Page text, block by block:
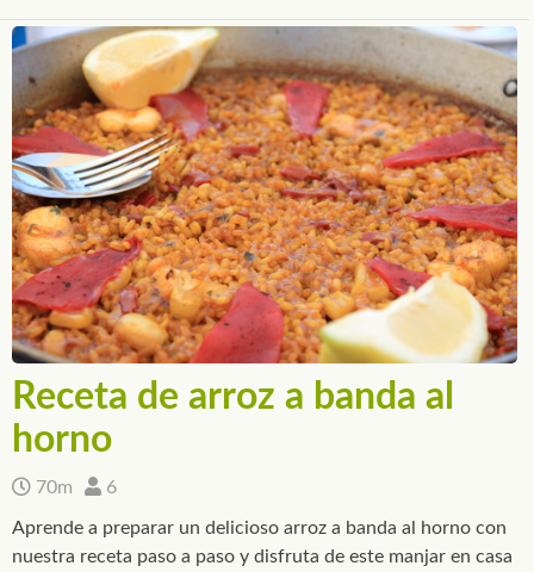
Receta de arroz a banda al
horno
70m 6
Aprende a preparar un delicioso arroz a banda al horno con
nuestra receta paso a paso y disfruta de este manjar en casa